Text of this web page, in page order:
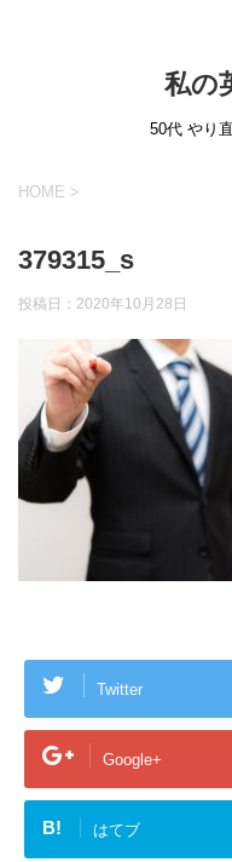
私の
50代 やり
HOME >
379315_s
投稿日： 2020年10月28日
Twitter
Google+
B! はてブ